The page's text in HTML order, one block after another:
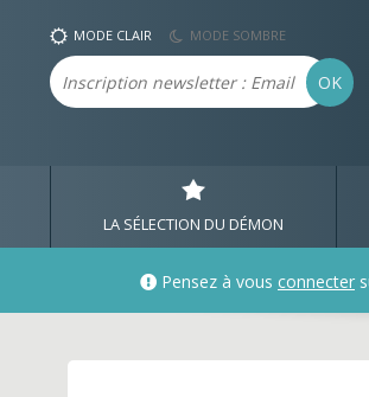
Nouveaux jeux
MODE CLAIR MODE SOMBRE
Email OK
LA SÉLECTION DU DÉMON
Pensez à vous connecter